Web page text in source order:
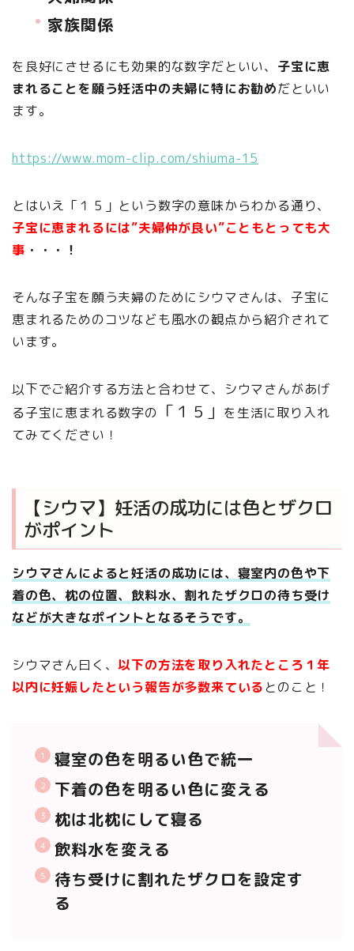
家族関係
を良好にさせるにも効果的な数字だといい、 子宝に恵
まれることを願う妊活中の夫婦に特にお勧めだといい
ます。
https://www.mom-clip.com/shiuma-15
とはいえ「１５」という数字の意味からわかる通り、
子宝に恵まれるには”夫婦仲が良い”こともとっても大
事 ・・・！
そんな子宝を願う夫婦のためにシウマさんは、子宝に
恵まれるためのコツなども風水の観点から紹介されて
います。
以下でご紹介する方法と合わせて、シウマさんがあげ
る子宝に恵まれる数字の 「１５」 を生活に取り入れ
てみてください！
【シウマ】妊活の成功には色とザクロ
がポイント
シウマさんによると妊活の成功には、寝室内の色や下
着の色、枕の位置、飲料水、割れたザクロの待ち受け
などが大きなポイントとなるそうです。
シウマさん曰く、以下の方法を取り入れたところ１年
以内に妊娠したという報告が多数来ているとのこと！
寝室の色を明るい色で統一
下着の色を明るい色に変える
枕は北枕にして寝る
飲料水を変える
待ち受けに割れたザクロを設定す
る